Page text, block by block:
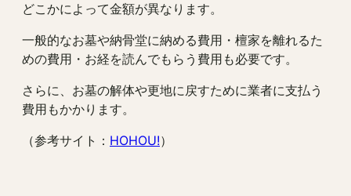
どこかによって金額が異なります。
一般的なお墓や納骨堂に納める費用・檀家を離れるた
めの費用・お経を読んでもらう費用も必要です。
さらに、お墓の解体や更地に戻すために業者に支払う
費用もかかります。
（参考サイト： HOHOU!）